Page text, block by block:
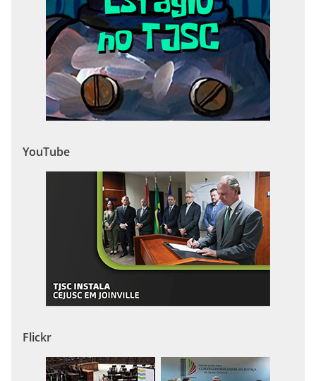
YouTube
Flickr